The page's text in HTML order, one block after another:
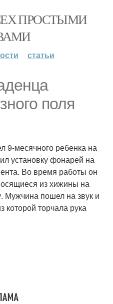
ПРОСТЫМИ
статьи
поля
9-месячного ребенка на
установку фонарей на
Во время работы он
из хижины на
Мужчина пошел на звук и
которой торчала рука